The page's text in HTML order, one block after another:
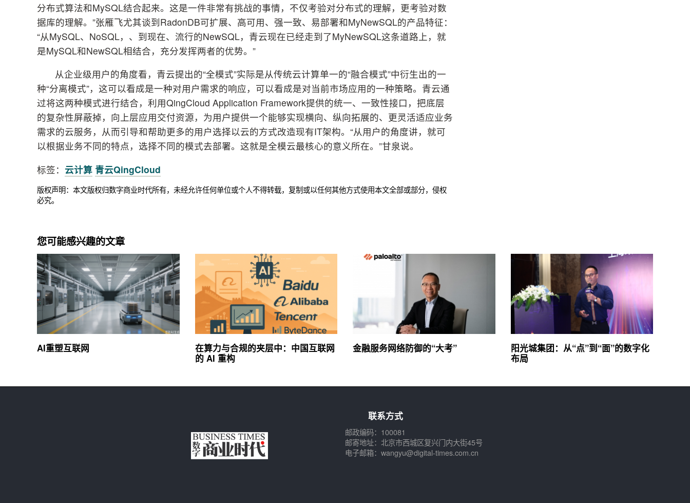
分布式算法和MySQL结合起来。这是一件非常有挑战的事情，不仅考验对分布式的理解，更考验对数
据库的理解。”张雁飞尤其谈到RadonDB可扩展、高可用、强一致、易部署和MyNewSQL的产品特征：
“从MySQL、NoSQL，、到现在、流行的NewSQL，青云现在已经走到了MyNewSQL这条道路上，就
是MySQL和NewSQL相结合，充分发挥两者的优势。”
从企业级用户的角度看，青云提出的“全模式”实际是从传统云计算单一的“融合模式”中衍生出的一
种“分离模式”，这可以看成是一种对用户需求的响应，可以看成是对当前市场应用的一种策略。青云通
过将这两种模式进行结合，利用QingCloud Application Framework提供的统一、一致性接口，把底层
的复杂性屏蔽掉，向上层应用交付资源，为用户提供一个能够实现横向、纵向拓展的、更灵活适应业务
需求的云服务，从而引导和帮助更多的用户选择以云的方式改造现有IT架构。“从用户的角度讲，就可
以根据业务不同的特点，选择不同的模式去部署。这就是全模云最核心的意义所在。”甘泉说。
标签： 云计算 青云QingCloud
版权声明：本文版权归数字商业时代所有，未经允许任何单位或个人不得转载，复制或以任何其他方式使用本文全部或部分，侵权
必究。
您可能感兴趣的文章
AI重塑互联网
在算力与合规的夹层中：中国互联网
的 AI 重构
金融服务网络防御的“大考”
阳光城集团：从“点”到“面”的数字化
布局
联系方式
邮政编码：100081
邮寄地址：北京市西城区复兴门内大街45号
电子邮箱：wangyu@digital-times.com.cn